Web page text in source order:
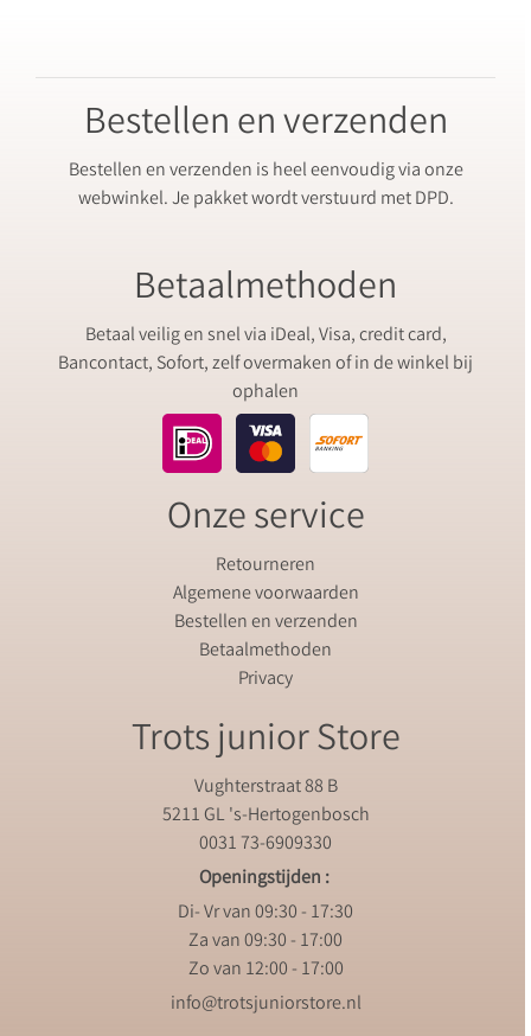
Bestellen en verzenden
Bestellen en verzenden is heel eenvoudig via onze
webwinkel. Je pakket wordt verstuurd met DPD.
Betaalmethoden
Betaal veilig en snel via iDeal, Visa, credit card,
Bancontact, Sofort, zelf overmaken of in de winkel bij
ophalen
Onze service
Retourneren
Algemene voorwaarden
Bestellen en verzenden
Betaalmethoden
Privacy
Trots junior Store
Vughterstraat 88 B
5211 GL 's-Hertogenbosch
0031 73-6909330
Openingstijden :
Di- Vr van 09:30 - 17:30
Za van 09:30 - 17:00
Zo van 12:00 - 17:00
info@trotsjuniorstore.nl